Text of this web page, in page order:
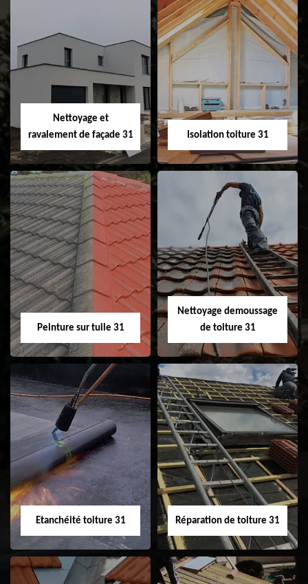
Pose et
changement de
fenêtre de toit et
Velux 31
Nettoyage et pose
Nettoyage et
ravalement de façade 31
Nettoyage et
ravalement de
façade 31
Isolation toiture 31
Isolation toiture 31
Peinture sur tuile 31
Peinture sur tuile
31
Nettoyage demoussage
de toiture 31
Nettoyage
demoussage de
toiture 31
Etanchéité toiture 31 Réparation de toiture 31